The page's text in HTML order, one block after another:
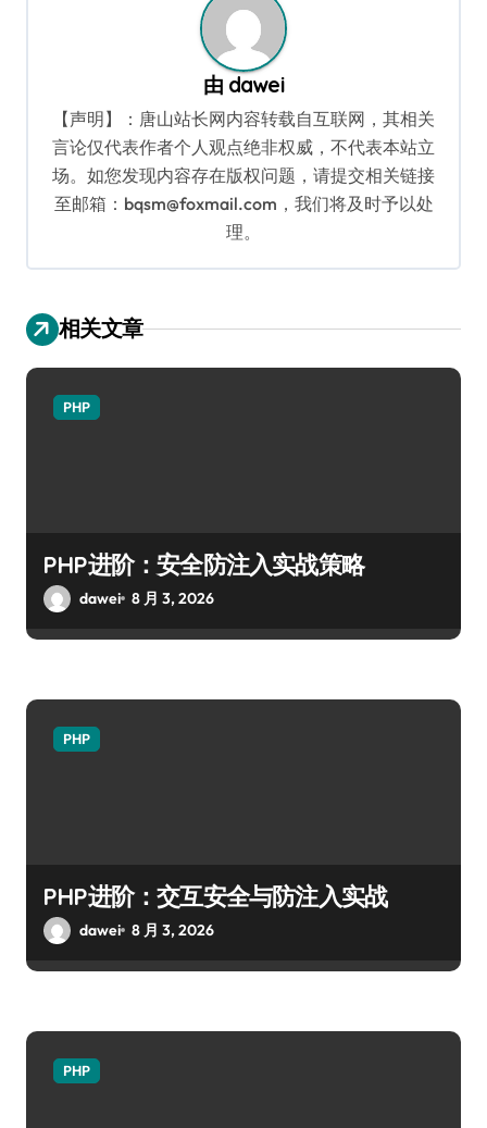
由 dawei
【声明】：唐山站长网内容转载自互联网，其相关
言论仅代表作者个人观点绝非权威，不代表本站立
场。如您发现内容存在版权问题，请提交相关链接
至邮箱：bqsm@foxmail.com，我们将及时予以处
理。
相关文章
PHP
PHP进阶：安全防注入实战策略
dawei 8 月 3, 2026
PHP
PHP进阶：交互安全与防注入实战
dawei 8 月 3, 2026
PHP